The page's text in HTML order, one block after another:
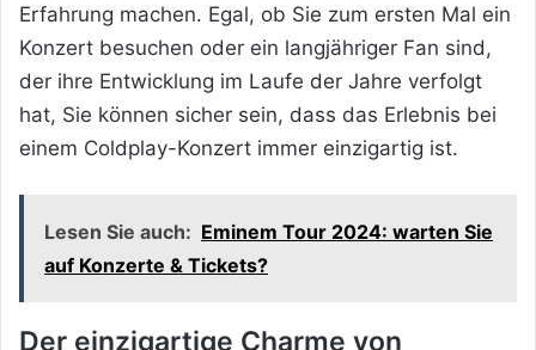
Erfahrung machen. Egal, ob Sie zum ersten Mal ein
Konzert besuchen oder ein langjähriger Fan sind,
der ihre Entwicklung im Laufe der Jahre verfolgt
hat, Sie können sicher sein, dass das Erlebnis bei
einem Coldplay-Konzert immer einzigartig ist.
Lesen Sie auch: Eminem Tour 2024: warten Sie
auf Konzerte & Tickets?
Der einzigartige Charme von